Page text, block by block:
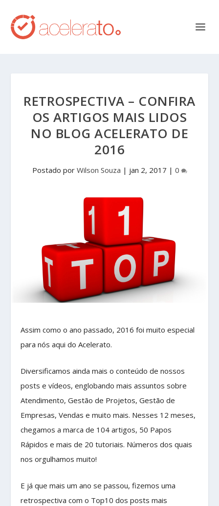
RETROSPECTIVA – CONFIRA
OS ARTIGOS MAIS LIDOS
NO BLOG ACELERATO DE
2016
Postado por Wilson Souza | jan 2, 2017 | 0
Assim como o ano passado, 2016 foi muito especial
para nós aqui do Acelerato.
Diversificamos ainda mais o conteúdo de nossos
posts e vídeos, englobando mais assuntos sobre
Atendimento, Gestão de Projetos, Gestão de
Empresas, Vendas e muito mais. Nesses 12 meses,
chegamos a marca de 104 artigos, 50 Papos
Rápidos e mais de 20 tutoriais. Números dos quais
nos orgulhamos muito!
E já que mais um ano se passou, fizemos uma
retrospectiva com o Top10 dos posts mais